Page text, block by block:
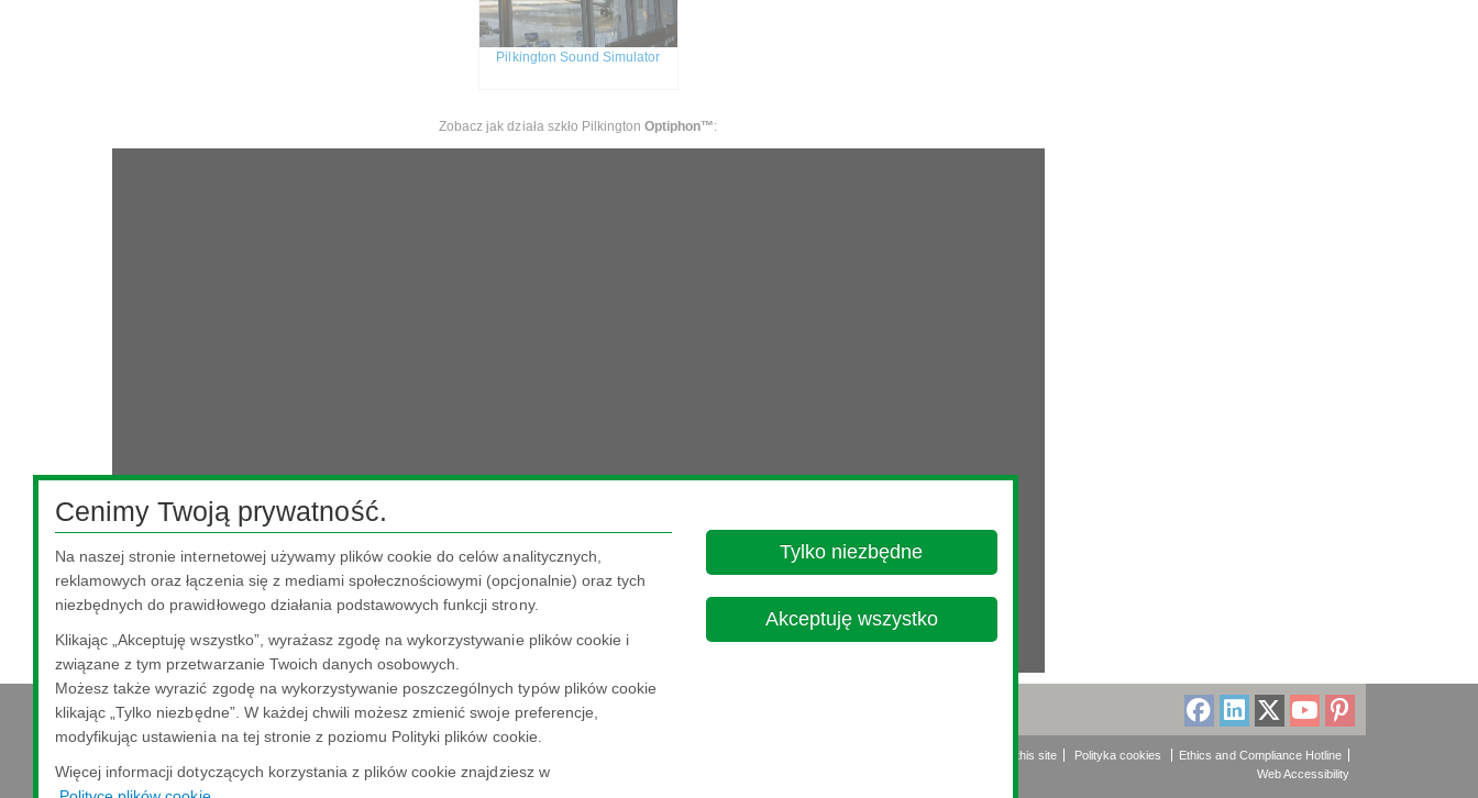
Pilkington Sound Simulator
Zobacz jak działa szkło PilkingtonOptiphon™:
Head Office - 3-5-27 Mita Minato-ku Tokyo
About this site Polityka cookies
Ethics and Compliance Hotline
Web Accessibility
Cenimy Twoją prywatność.
Na naszej stronie internetowej używamy plików cookie do celów analitycznych,
reklamowych oraz łączenia się z mediami społecznościowymi (opcjonalnie) oraz tych
niezbędnych do prawidłowego działania podstawowych funkcji strony.
Klikając „Akceptuję wszystko”, wyrażasz zgodę na wykorzystywanie plików cookie i
związane z tym przetwarzanie Twoich danych osobowych.
Możesz także wyrazić zgodę na wykorzystywanie poszczególnych typów plików cookie
klikając „Tylko niezbędne”. W każdej chwili możesz zmienić swoje preferencje,
modyfikując ustawienia na tej stronie z poziomu Polityki plików cookie.
Więcej informacji dotyczących korzystania z plików cookie znajdziesz w
Tylko niezbędne
Akceptuję wszystko